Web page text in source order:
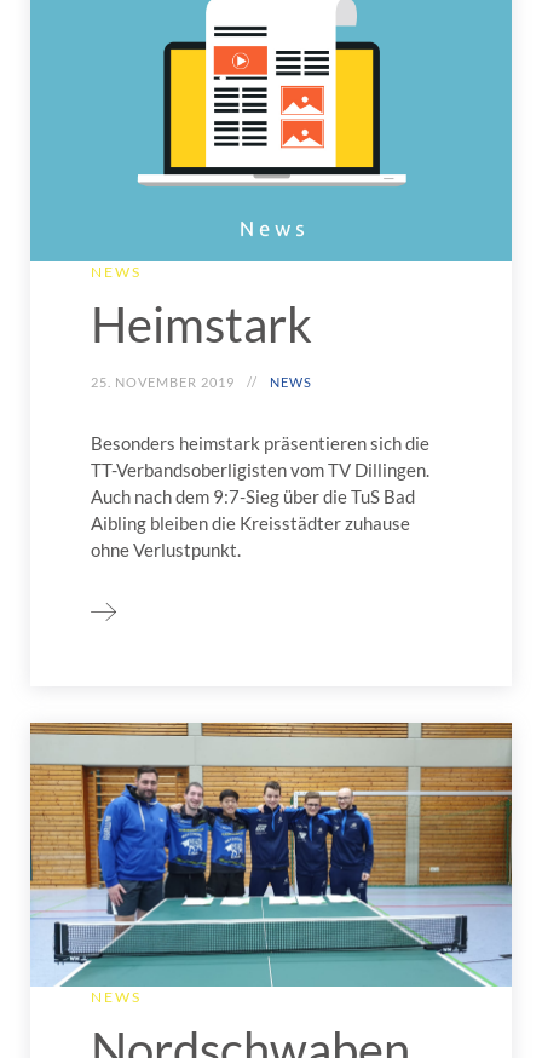
NEWS
Heimstark
25. NOVEMBER 2019 NEWS
Besonders heimstark präsentieren sich die
TT-Verbandsoberligisten vom TV Dillingen.
Auch nach dem 9:7-Sieg über die TuS Bad
Aibling bleiben die Kreisstädter zuhause
ohne Verlustpunkt.
NEWS